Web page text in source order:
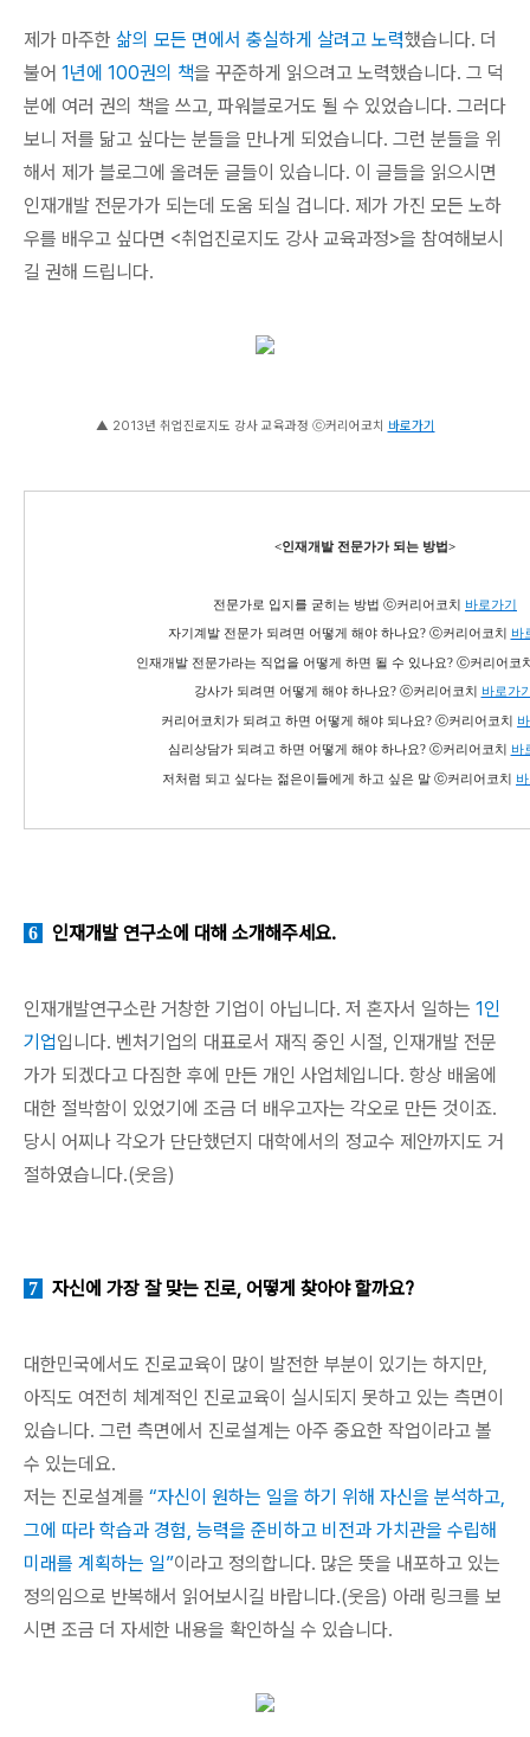
제가 마주한 삶의 모든 면에서 충실하게 살려고 노력했습니다. 더
불어 1년에 100권의 책을 꾸준하게 읽으려고 노력했습니다. 그 덕
분에 여러 권의 책을 쓰고, 파워블로거도 될 수 있었습니다. 그러다
보니 저를 닮고 싶다는 분들을 만나게 되었습니다. 그런 분들을 위
해서 제가 블로그에 올려둔 글들이 있습니다. 이 글들을 읽으시면
인재개발 전문가가 되는데 도움 되실 겁니다. 제가 가진 모든 노하
우를 배우고 싶다면 <취업진로지도 강사 교육과정>을 참여해보시
길 권해 드립니다.
▲ 2013년 취업진로지도 강사 교육과정 ⓒ커리어코치 바로가기
<인재개발 전문가가 되는 방법>
전문가로 입지를 굳히는 방법 ⓒ커리어코치 바로가기
자기계발 전문가 되려면 어떻게 해야 하나요? ⓒ커리어코치 바
인재개발 전문가라는 직업을 어떻게 하면 될 수 있나요? ⓒ커리어코
강사가 되려면 어떻게 해야 하나요? ⓒ커리어코치 바로가
커리어코치가 되려고 하면 어떻게 해야 되나요? ⓒ커리어코치
심리상담가 되려고 하면 어떻게 해야 하나요? ⓒ커리어코치 바
저처럼 되고 싶다는 젊은이들에게 하고 싶은 말 ⓒ커리어코치
6 인재개발 연구소에 대해 소개해주세요.
인재개발연구소란 거창한 기업이 아닙니다. 저 혼자서 일하는 1인
기업입니다. 벤처기업의 대표로서 재직 중인 시절, 인재개발 전문
가가 되겠다고 다짐한 후에 만든 개인 사업체입니다. 항상 배움에
대한 절박함이 있었기에 조금 더 배우고자는 각오로 만든 것이죠.
당시 어찌나 각오가 단단했던지 대학에서의 정교수 제안까지도 거
절하였습니다.(웃음)
7 자신에 가장 잘 맞는 진로, 어떻게 찾아야 할까요?
대한민국에서도 진로교육이 많이 발전한 부분이 있기는 하지만,
아직도 여전히 체계적인 진로교육이 실시되지 못하고 있는 측면이
있습니다. 그런 측면에서 진로설계는 아주 중요한 작업이라고 볼
수 있는데요.
저는 진로설계를 “자신이 원하는 일을 하기 위해 자신을 분석하고,
그에 따라 학습과 경험, 능력을 준비하고 비전과 가치관을 수립해
미래를 계획하는 일”이라고 정의합니다. 많은 뜻을 내포하고 있는
정의임으로 반복해서 읽어보시길 바랍니다.(웃음) 아래 링크를 보
시면 조금 더 자세한 내용을 확인하실 수 있습니다.